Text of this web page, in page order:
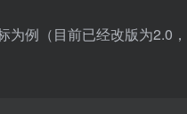
为例（目前已经改版为2.0